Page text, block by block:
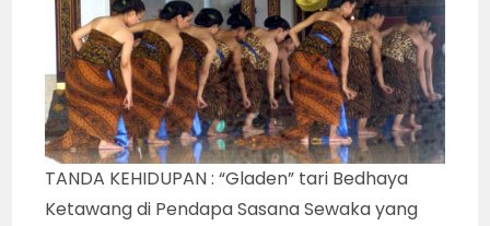
TANDA KEHIDUPAN : “Gladen” tari Bedhaya
Ketawang di Pendapa Sasana Sewaka yang